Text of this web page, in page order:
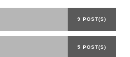
9 POST(S)
5 POST(S)